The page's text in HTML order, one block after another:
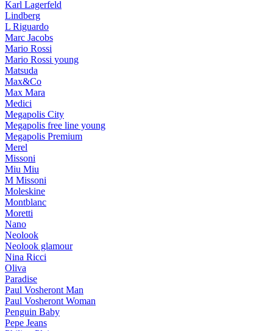
Karl Lagerfeld
Lindberg
L Riguardo
Marc Jacobs
Mario Rossi
Mario Rossi young
Matsuda
Max&Co
Max Mara
Medici
Megapolis City
Megapolis free line young
Megapolis Premium
Merel
Missoni
Miu Miu
M Missoni
Moleskine
Montblanc
Moretti
Nano
Neolook
Neolook glamour
Nina Ricci
Oliva
Paradise
Paul Vosheront Man
Paul Vosheront Woman
Penguin Baby
Pepe Jeans